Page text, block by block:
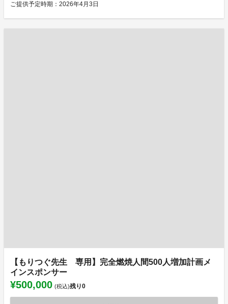
ご提供予定時期：2026年4月3日
【もりつぐ先生 専用】完全燃焼人間500人増加計画メ
インスポンサー
¥500,000 (税込)残り0